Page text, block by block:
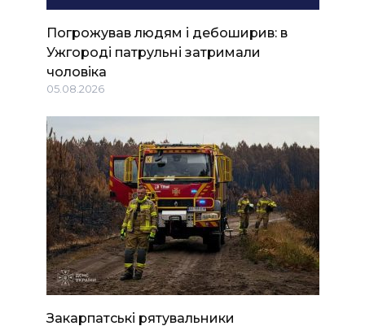
Погрожував людям і дебоширив: в
Ужгороді патрульні затримали
чоловіка
05.08.2026
Закарпатські рятувальники